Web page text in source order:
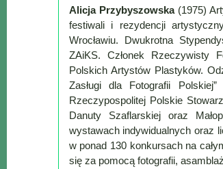
Alicja Przybyszowska(1975)
festiwali i rezydencji
Wrocławiu. Dwukrotna
ZAiKS. Członek Rzeczywisty
Polskich Artystów Plastyków.
Zasługi dla Fotografii
Rzeczypospolitej Polskie
Danuty Szaflarskiej oraz
wystawach indywidualnych oraz
w ponad 130 konkursach na
się za pomocą fotografii,